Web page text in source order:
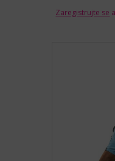
Zaregistrujte se